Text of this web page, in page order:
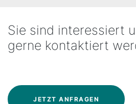
Sie sind interessiert
gerne kontaktiert
JETZT ANFRAGEN